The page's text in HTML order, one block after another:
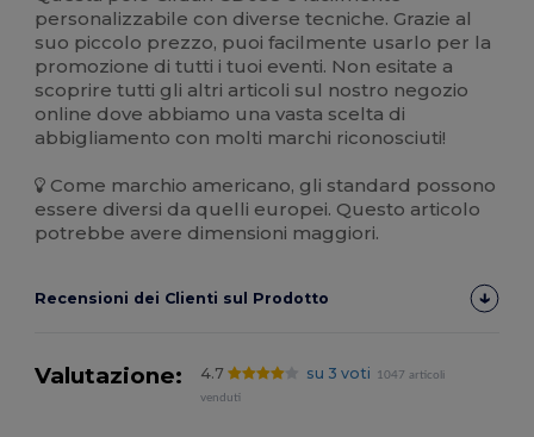
personalizzabile con diverse tecniche. Grazie al
suo piccolo prezzo, puoi facilmente usarlo per la
promozione di tutti i tuoi eventi. Non esitate a
scoprire tutti gli altri articoli sul nostro negozio
online dove abbiamo una vasta scelta di
abbigliamento con molti marchi riconosciuti!
Come marchio americano, gli standard possono
essere diversi da quelli europei. Questo articolo
potrebbe avere dimensioni maggiori.
Recensioni dei Clienti sul Prodotto
Valutazione: 4.7 su 3 voti
1047 articoli
venduti